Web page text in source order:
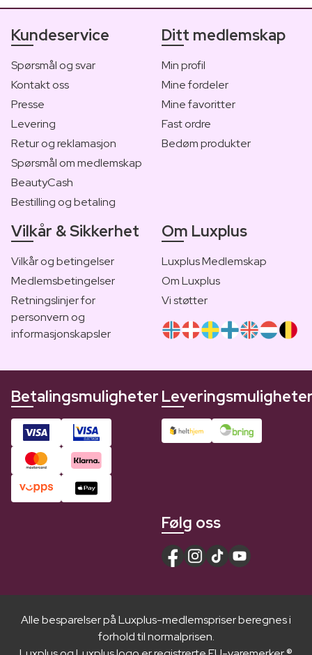
Kundeservice
Spørsmål og svar
Kontakt oss
Presse
Levering
Retur og reklamasjon
Spørsmål om medlemskap
BeautyCash
Bestilling og betaling
Ditt medlemskap
Min profil
Mine fordeler
Mine favoritter
Fast ordre
Bedøm produkter
Vilkår & Sikkerhet
Vilkår og betingelser
Medlemsbetingelser
Retningslinjer for
personvern og
informasjonskapsler
Om Luxplus
Luxplus Medlemskap
Om Luxplus
Vi støtter
Betalingsmuligheter
Følg oss
Alle besparelser på Luxplus-medlemspriser beregnes i
forhold til normalprisen.